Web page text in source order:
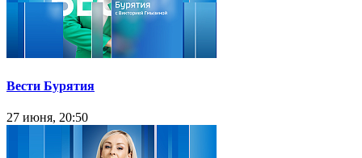
Вести Бурятия
27 июня, 20:50